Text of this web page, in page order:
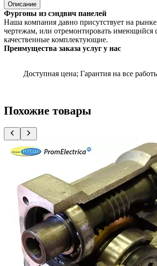
Описание
Фургоны из сэндвич панелей
Наша компания давно присутствует на
чертежам, или отремонтировать имеющийся
качественные комплектующие.
Преимущества заказа услуг у нас
Доступная цена; Гарантия на все
Похожие товары